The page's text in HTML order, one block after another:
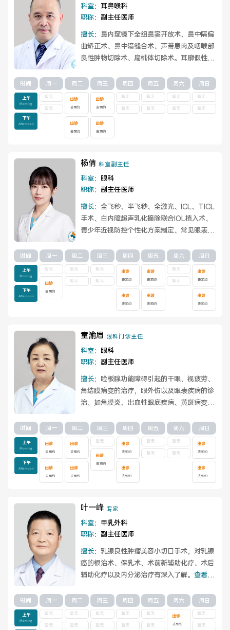
成员单位
招聘职位
科室： 耳鼻喉科
职称： 副主任医师
擅长： 鼻内窥镜下全组鼻窦开放术、鼻中隔偏
曲矫正术、鼻中隔缝合术、声带息肉及咽喉部
良性肿物切除术、扁桃体切除术。耳廓假性囊
时间
上午
Morning
下午
Afternoon
周一
暂无
暂无
周二
出诊
去预约
出诊
去预约
周三
出诊
去预约
出诊
去预约
周四
暂无
暂无
周五
暂无
暂无
周六
暂无
暂无
周日
暂无
暂无
杨倩 科室副主任
科室： 眼科
职称： 副主任医师
擅长： 全飞秒、半飞秒、全激光、ICL、TICL
手术、白内障超声乳化摘除联合IOL植入术、
青少年近视防控个性化方案制定、常见眼表眼
时间
上午
Morning
下午
Afternoon
周一
暂无
出诊
去预约
周二
暂无
暂无
周三
暂无
暂无
周四
出诊
去预约
出诊
去预约
周五
出诊
去预约
出诊
去预约
周六
暂无
暂无
周日
出诊
去预约
出诊
去预约
童渝眉 眼科门诊主任
科室： 眼科
职称： 副主任医师
擅长： 睑板腺功能障碍引起的干眼、视疲劳、
角结膜病变的治疗，眼外伤以及眼表疾病的诊
治，如角膜炎、出血性眼底疾病、黄斑病变、
查看详情
时间
上午
Morning
下午
Afternoon
周一
出诊
去预约
出诊
去预约
周二
出诊
去预约
出诊
去预约
周三
暂无
出诊
去预约
周四
出诊
去预约
出诊
去预约
周五
暂无
暂无
周六
暂无
暂无
周日
出诊
去预约
出诊
去预约
叶一峰 专家
科室： 甲乳外科
职称： 副主任医师
擅长： 乳腺良性肿瘤美容小切口手术，对乳腺
癌的根治术、保乳术、术前新辅助化疗、术后
辅助化疗以及内分泌治疗有深入了解。 查看详
时间
上午
Morning
周一
暂无
暂无
周二
暂无
暂无
周三
暂无
暂无
周四
暂无
暂无
周五
暂无
暂无
周六
出诊
去预约
周日
暂无
暂无